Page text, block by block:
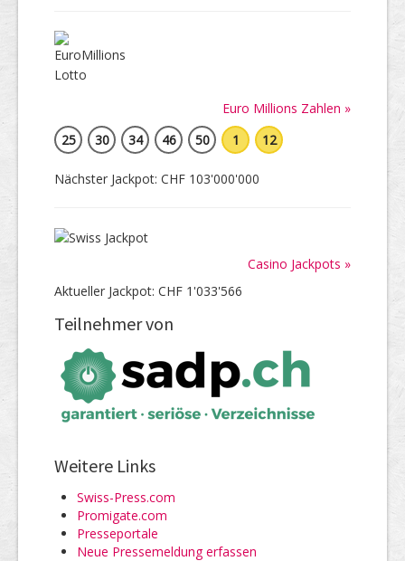
Euro Millions Zahlen »
25
30 34 46 50 1 12
Nächster Jackpot: CHF 103'000'000
Casino Jackpots »
Aktueller Jackpot: CHF 1'033'566
Teilnehmer von
Weitere Links
Swiss-Press.com
Promigate.com
Presseportale
Neue Pressemeldung erfassen